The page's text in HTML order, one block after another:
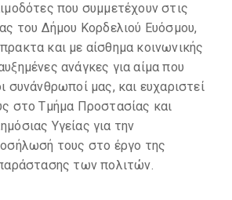
που συμμετέχουν στις
του Δήμου Κορδελιού Ευόσμου,
και με αίσθημα κοινωνικής
ανάγκες για αίμα που
συνάνθρωποί μας, και ευχαριστεί
στο Τμήμα Προστασίας και
Υγείας για την
τους στο έργο της
των πολιτών.